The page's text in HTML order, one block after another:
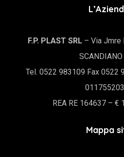
F.P. PLAST SRL – Via Jmre
SCANDIANO
Tel. 0522 983109 Fax 0522
REA RE 164637 – €
Mappa